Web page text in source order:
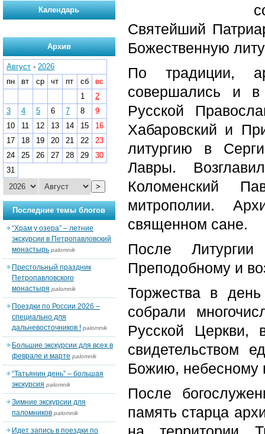
Святейший
Божественную
По традиции,
совершались и в
Русской
Хабаровский и
литургию в
Лавры.
Коломенский
митрополии.
священном сане.
После
Преподобному и
Торжества в
собрали
Русской Церкви,
свидетельством
Божию, небесному
После
память старца
Календарь
Архив
Август - 2026
пн
вт ср чт пт сб
вс
1
2
3
4 5 6 7 8
9
10
11 12 13 14 15
16
17
18 19 20 21 22
23
24
25 26 27 28 29
30
31
>
Последние темы блогов
“Храм у озера” – летние
экскурсии в Петропавловский
монастырь palomnik
Престольный праздник
Петропавловского
монастыря palomnik
Поездки по России 2026 –
специально для
дальневосточников ! palomnik
Большие экскурсии для всех в
феврале и марте palomnik
“Татьянин день” – большая
экскурсия palomnik
Зимние экскурсии для
паломников palomnik
Идет запись в поездки по